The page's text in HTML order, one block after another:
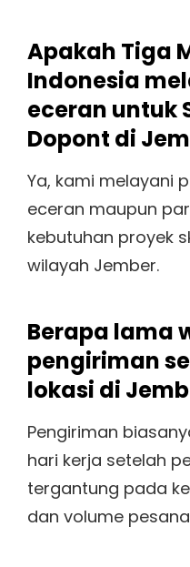
Apakah Tiga
Indonesia
eceran untuk
Dopont di
Ya, kami melayani
eceran maupun
kebutuhan proyek
wilayah Jember.
Berapa lama
pengiriman
lokasi di
Pengiriman
hari kerja setelah
tergantung pada
dan volume